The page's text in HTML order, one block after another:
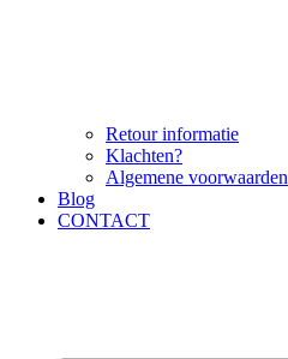
Retour informatie
Klachten?
Algemene voorwaarden
Blog
CONTACT